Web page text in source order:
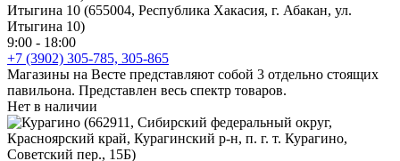
Итыгина 10 (655004, Республика Хакасия, г. Абакан, ул.
Итыгина 10)
9:00 - 18:00
+7 (3902) 305-785, 305-865
Магазины на Весте представляют собой 3 отдельно стоящих
павильона. Представлен весь спектр товаров.
Нет в наличии